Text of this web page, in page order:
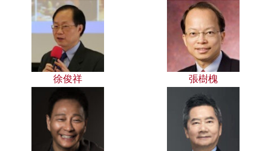
徐俊祥 張樹槐